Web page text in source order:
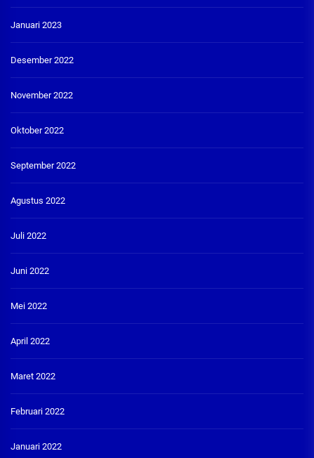
Januari 2023
Desember 2022
November 2022
Oktober 2022
September 2022
Agustus 2022
Juli 2022
Juni 2022
Mei 2022
April 2022
Maret 2022
Februari 2022
Januari 2022